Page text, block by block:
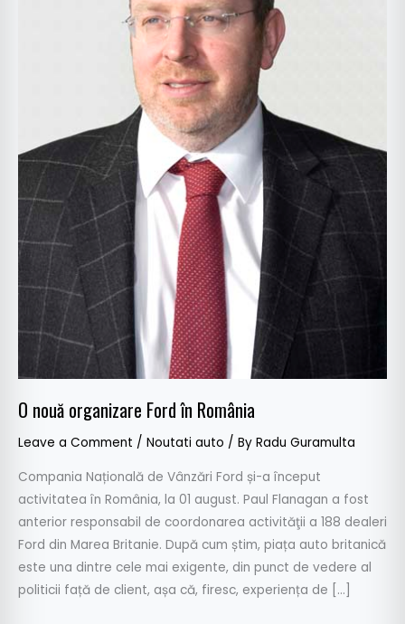
O nouă organizare Ford în România
Leave a Comment / Noutati auto / By Radu Guramulta
Compania Națională de Vânzări Ford și-a început
activitatea în România, la 01 august. Paul Flanagan a fost
anterior responsabil de coordonarea activităţii a 188 dealeri
Ford din Marea Britanie. După cum știm, piața auto britanică
este una dintre cele mai exigente, din punct de vedere al
politicii față de client, așa că, firesc, experiența de […]